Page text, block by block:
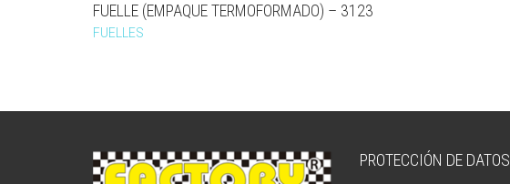
FUELLE (EMPAQUE TERMOFORMADO) – 3123
FUELLES
PROTECCIÓN DE DATOS